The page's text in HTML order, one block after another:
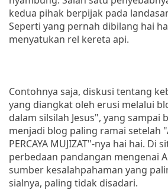
kedua pihak berpijak pada
Seperti yang pernah dibilang hai
menyatukan rel kereta api.
Contohnya saja, diskusi tentang
yang diangkat oleh erusi melalui
dalam silsilah Jesus", yang sampai
menjadi blog paling ramai setelah
PERCAYA MUJIZAT"-nya hai hai. Di
perbedaan pandangan mengenai
sumber kesalahpahaman yang
sialnya, paling tidak disadari.